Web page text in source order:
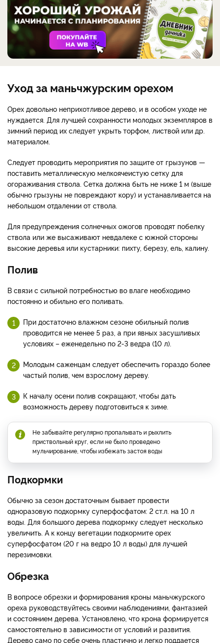
Уход за маньчжурским орехом
Орех довольно неприхотливое дерево, и в особом уходе не
нуждается. Для лучшей сохранности молодых экземпляров в
зимний период их следует укрыть торфом, листвой или др.
материалом.
Следует проводить мероприятия по защите от грызунов —
поставить металлическую мелкоячеистую сетку для
огораживания ствола. Сетка должна быть не ниже 1 м (выше
обычно грызуны не повреждают кору) и устанавливается на
небольшом отдалении от ствола.
Для предупреждения солнечных ожогов проводят побелку
ствола или же высаживают невдалеке с южной стороны
высокие деревья или кустарники: пихту, березу, ель, калину.
Полив
В связи с сильной потребностью во влаге необходимо
постоянно и обильно его поливать.
При достаточно влажном сезоне обильный полив
проводится не менее 5 раз, а при явных засушливых
условиях – еженедельно по 2-3 ведра (10 л).
Молодым саженцам следует обеспечить гораздо более
частый полив, чем взрослому дереву.
К началу осени полив сокращают, чтобы дать
возможность дереву подготовиться к зиме.
Не забывайте регулярно пропалывать и рыхлить
приствольный круг, если не было проведено
мульчирование, чтобы избежать застоя воды
Подкормки
Обычно за сезон достаточным бывает провести
одноразовую подкормку суперфосфатом: 2 ст.л. на 10 л
воды. Для большого дерева подкормку следует несколько
увеличить. А к концу вегетации подкормите орех
суперфосфатом (20 г на ведро 10 л воды) для лучшей
перезимовки.
Обрезка
В вопросе обрезки и формирования кроны маньчжурского
ореха руководствуйтесь своими наблюдениями, фантазией
и состоянием дерева. Установлено, что крона формируется
самостоятельно в зависимости от условий и развития.
Дерево само по себе очень пластично и легко поддается